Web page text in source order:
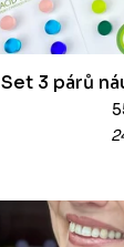
Set 3 párů